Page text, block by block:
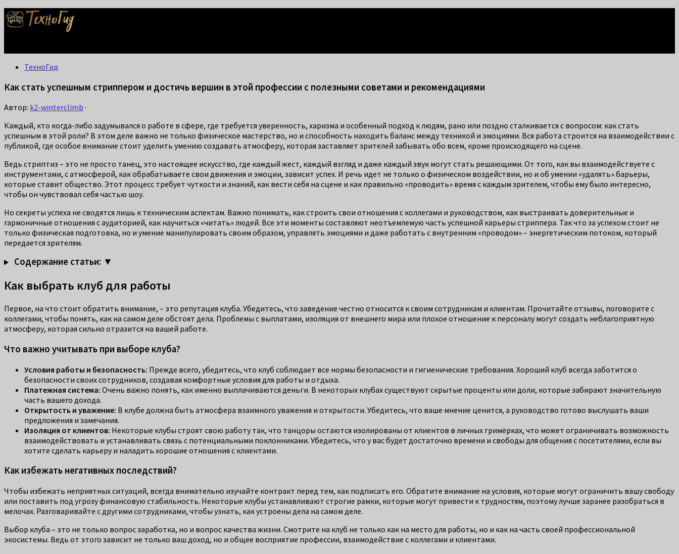
ТехноГид
Как стать успешным стриппером и достичь вершин в этой профессии с полезными советами и рекомендациями
Автор: k2-winterclimb ·
Каждый, кто когда-либо задумывался о работе в сфере, где требуется уверенность, харизма и особенный подход к людям, рано или поздно сталкивается с вопросом: как стать
успешным в этой роли? В этом деле важно не только физическое мастерство, но и способность находить баланс между техникой и эмоциями. Вся работа строится на взаимодействии с
публикой, где особое внимание стоит уделить умению создавать атмосферу, которая заставляет зрителей забывать обо всем, кроме происходящего на сцене.
Ведь стриптиз – это не просто танец, это настоящее искусство, где каждый жест, каждый взгляд и даже каждый звук могут стать решающими. От того, как вы взаимодействуете с
инструментами, с атмосферой, как обрабатываете свои движения и эмоции, зависит успех. И речь идет не только о физическом воздействии, но и об умении «удалять» барьеры,
которые ставит общество. Этот процесс требует чуткости и знаний, как вести себя на сцене и как правильно «проводить» время с каждым зрителем, чтобы ему было интересно,
чтобы он чувствовал себя частью шоу.
Но секреты успеха не сводятся лишь к техническим аспектам. Важно понимать, как строить свои отношения с коллегами и руководством, как выстраивать доверительные и
гармоничные отношения с аудиторией, как научиться «читать» людей. Все эти моменты составляют неотъемлемую часть успешной карьеры стриппера. Так что за успехом стоит не
только физическая подготовка, но и умение манипулировать своим образом, управлять эмоциями и даже работать с внутренним «проводом» – энергетическим потоком, который
передается зрителям.
Содержание статьи: ▼
Как выбрать клуб для работы
Первое, на что стоит обратить внимание, – это репутация клуба. Убедитесь, что заведение честно относится к своим сотрудникам и клиентам. Прочитайте отзывы, поговорите с
коллегами, чтобы понять, как на самом деле обстоят дела. Проблемы с выплатами, изоляция от внешнего мира или плохое отношение к персоналу могут создать неблагоприятную
атмосферу, которая сильно отразится на вашей работе.
Что важно учитывать при выборе клуба?
Условия работы и безопасность: Прежде всего, убедитесь, что клуб соблюдает все нормы безопасности и гигиенические требования. Хороший клуб всегда заботится о
безопасности своих сотрудников, создавая комфортные условия для работы и отдыха.
Платежная система: Очень важно понять, как именно выплачиваются деньги. В некоторых клубах существуют скрытые проценты или доли, которые забирают значительную
часть вашего дохода.
Открытость и уважение: В клубе должна быть атмосфера взаимного уважения и открытости. Убедитесь, что ваше мнение ценится, а руководство готово выслушать ваши
предложения и замечания.
Изоляция от клиентов: Некоторые клубы строят свою работу так, что танцоры остаются изолированы от клиентов в личных гримёрках, что может ограничивать возможность
взаимодействовать и устанавливать связь с потенциальными поклонниками. Убедитесь, что у вас будет достаточно времени и свободы для общения с посетителями, если вы
хотите сделать карьеру и наладить хорошие отношения с клиентами.
Как избежать негативных последствий?
Чтобы избежать неприятных ситуаций, всегда внимательно изучайте контракт перед тем, как подписать его. Обратите внимание на условия, которые могут ограничить вашу свободу
или поставить под угрозу финансовую стабильность. Некоторые клубы устанавливают строгие рамки, которые могут привести к трудностям, поэтому лучше заранее разобраться в
мелочах. Разговаривайте с другими сотрудниками, чтобы узнать, как устроены дела на самом деле.
Выбор клуба – это не только вопрос заработка, но и вопрос качества жизни. Смотрите на клуб не только как на место для работы, но и как на часть своей профессиональной
экосистемы. Ведь от этого зависит не только ваш доход, но и общее восприятие профессии, взаимодействие с коллегами и клиентами.